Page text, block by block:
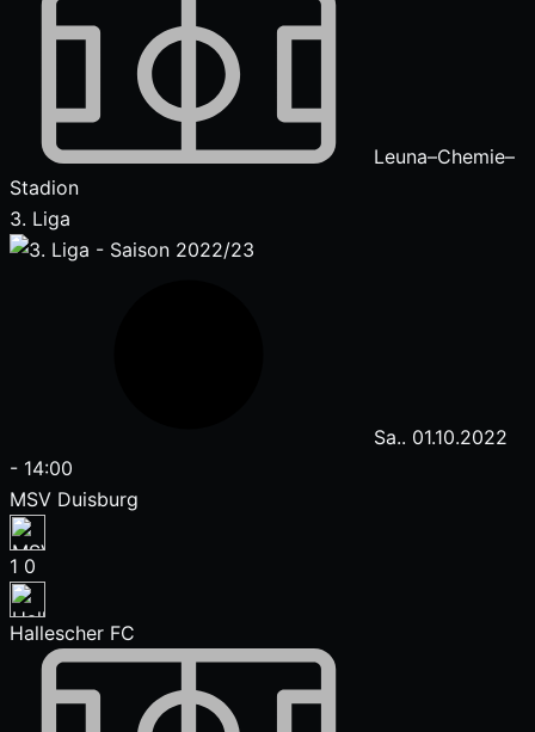
Leuna–Chemie–
Stadion
3. Liga
Sa.. 01.10.2022
- 14:00
MSV Duisburg
1 0
Hallescher FC